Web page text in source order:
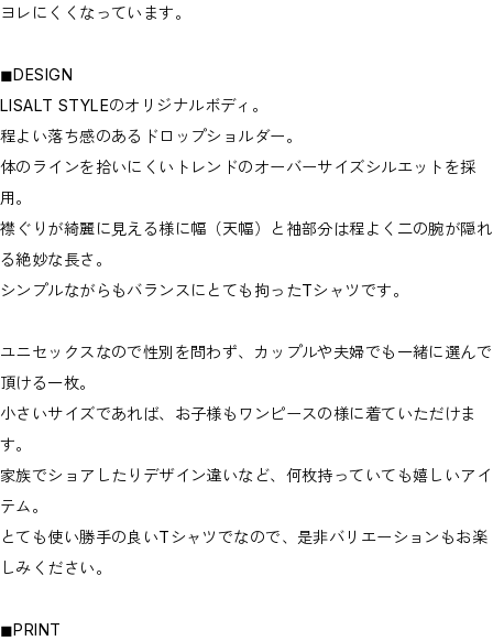
ヨレにくくなっています。
◼︎DESIGN
LISALT STYLEのオリジナルボディ。
程よい落ち感のあるドロップショルダー。
体のラインを拾いにくいトレンドのオーバーサイズシルエットを採
用。
襟ぐりが綺麗に見える様に幅（天幅）と袖部分は程よく二の腕が隠れ
る絶妙な長さ。
シンプルながらもバランスにとても拘ったTシャツです。
ユニセックスなので性別を問わず、カップルや夫婦でも一緒に選んで
頂ける一枚。
小さいサイズであれば、お子様もワンピースの様に着ていただけま
す。
家族でショアしたりデザイン違いなど、何枚持っていても嬉しいアイ
テム。
とても使い勝手の良いTシャツでなので、是非バリエーションもお楽
しみください。
◼︎PRINT